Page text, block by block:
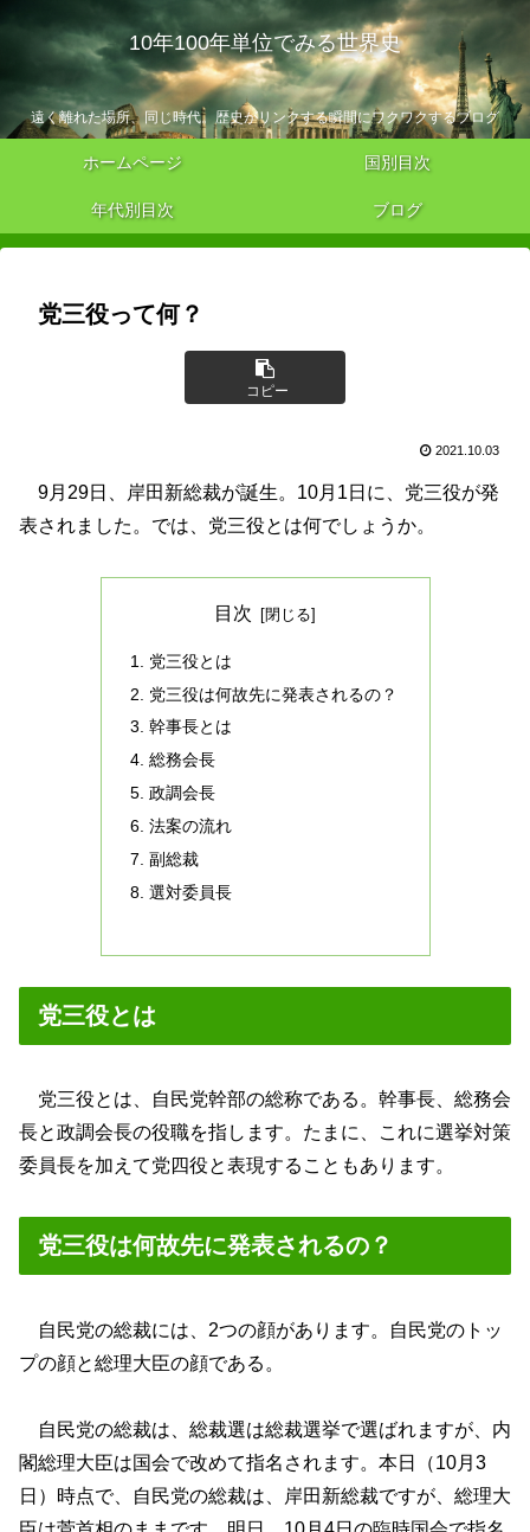
10年100年単位でみる世界史
遠く離れた場所、同じ時代。歴史がリンクする瞬間にワクワクするブログ
ホームページ 国別目次
年代別目次 ブログ
党三役って何？
コピー
2021.10.03
9月29日、岸田新総裁が誕生。10月1日に、党三役が発
表されました。では、党三役とは何でしょうか。
目次
党三役とは
党三役は何故先に発表されるの？
幹事長とは
総務会長
政調会長
法案の流れ
副総裁
選対委員長
党三役とは
党三役とは、自民党幹部の総称である。幹事長、総務会
長と政調会長の役職を指します。たまに、これに選挙対策
委員長を加えて党四役と表現することもあります。
党三役は何故先に発表されるの？
自民党の総裁には、2つの顔があります。自民党のトッ
プの顔と総理大臣の顔である。
自民党の総裁は、総裁選は総裁選挙で選ばれますが、内
閣総理大臣は国会で改めて指名されます。本日（10月3
日）時点で、自民党の総裁は、岸田新総裁ですが、総理大